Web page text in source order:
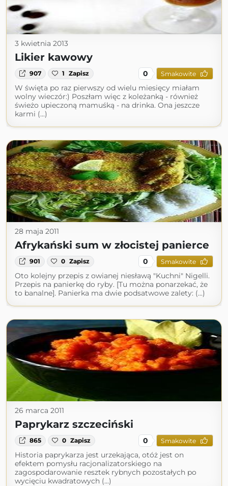
3 kwietnia 2013
Likier kawowy
907 1 Zapisz 0 Smakowite
W święta po raz pierwszy od wielu miesięcy miałam
wolny wieczór:) Poszłam więc z koleżanką - również
świeżo upieczoną mamuśką - na drinka. Ona jeszcze
karmi (...)
28 maja 2011
Afrykański sum w złocistej panierce
901 0 Zapisz 0 Smakowite
Oto kolejny przepis z owianej niesławą "Kuchni" Nigelli.
Przepis na panierkę do ryby. [Tu można ponarzekać, że
to banalne]. Panierka ma dwie podsatwowe zalety: (...)
26 marca 2011
Paprykarz szczeciński
865 0 Zapisz 0 Smakowite
Historia paprykarza jest urzekająca, otóż jest on
efektem pomysłu racjonalizatorskiego na
zagospodarowanie resztek rybnych pozostałych po
wycięciu kwadratowych (...)